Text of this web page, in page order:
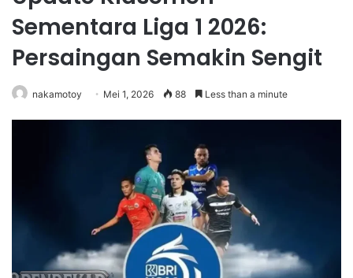
Sementara Liga 1 2026:
Persaingan Semakin Sengit
nakamotoy Mei 1, 2026 88 Less than a minute